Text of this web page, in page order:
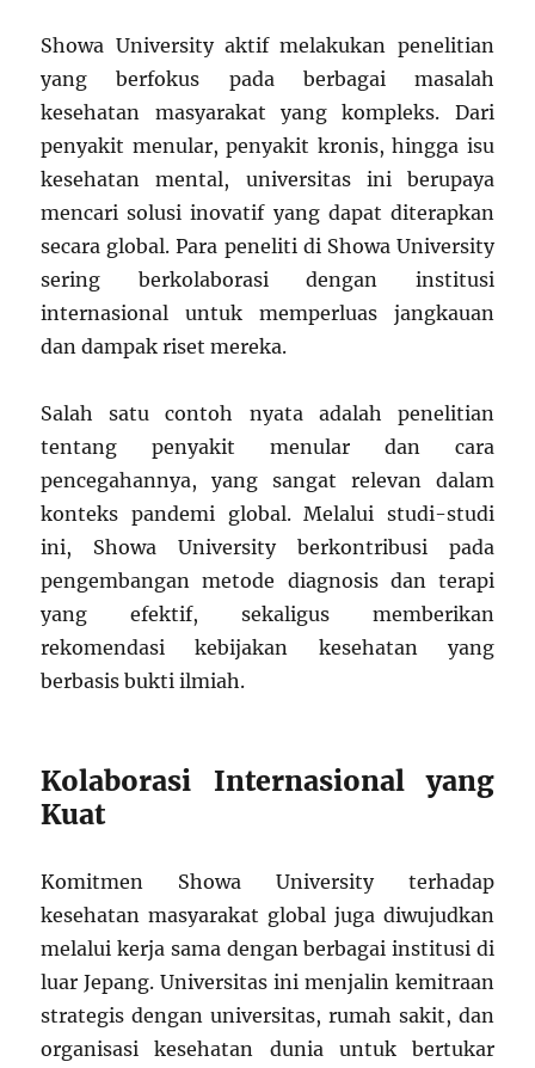
Showa University aktif melakukan penelitian
yang berfokus pada berbagai masalah
kesehatan masyarakat yang kompleks. Dari
penyakit menular, penyakit kronis, hingga isu
kesehatan mental, universitas ini berupaya
mencari solusi inovatif yang dapat diterapkan
secara global. Para peneliti di Showa University
sering berkolaborasi dengan institusi
internasional untuk memperluas jangkauan
dan dampak riset mereka.
Salah satu contoh nyata adalah penelitian
tentang penyakit menular dan cara
pencegahannya, yang sangat relevan dalam
konteks pandemi global. Melalui studi-studi
ini, Showa University berkontribusi pada
pengembangan metode diagnosis dan terapi
yang efektif, sekaligus memberikan
rekomendasi kebijakan kesehatan yang
berbasis bukti ilmiah.
Kolaborasi Internasional yang
Kuat
Komitmen Showa University terhadap
kesehatan masyarakat global juga diwujudkan
melalui kerja sama dengan berbagai institusi di
luar Jepang. Universitas ini menjalin kemitraan
strategis dengan universitas, rumah sakit, dan
organisasi kesehatan dunia untuk bertukar